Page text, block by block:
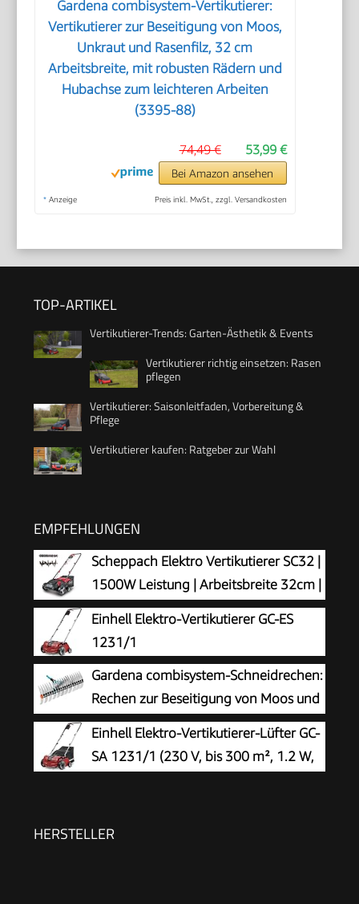
Gardena combisystem-Vertikutierer:
Vertikutierer zur Beseitigung von Moos,
Unkraut und Rasenfilz, 32 cm
Arbeitsbreite, mit robusten Rädern und
Hubachse zum leichteren Arbeiten
(3395-88)
53,99 €
74,49 €
Bei Amazon ansehen
* Anzeige Preis inkl. MwSt., zzgl. Versandkosten
TOP-ARTIKEL
Vertikutierer-Trends: Garten-Ästhetik & Events
Vertikutierer richtig einsetzen: Rasen
pflegen
Vertikutierer: Saisonleitfaden, Vorbereitung &
Pflege
Vertikutierer kaufen: Ratgeber zur Wahl
EMPFEHLUNGEN
Scheppach Elektro Vertikutierer SC32 |
1500W Leistung | Arbeitsbreite 32cm |
Fangkorb 30 L | 4-fache
Höhenverstellung/bis 4mm | Vertikutierwalze
(16 Messer) und Lüfterwalze (36 Krallen)
Einhell Elektro-Vertikutierer GC-ES
1231/1
Gardena combisystem-Schneidrechen:
Rechen zur Beseitigung von Moos und
Rasenfilz, 35 cm Arbeitsbreite, aus
hochwertigem Qualitätsstahl, auch zum Rechen
von Unrat und Steinen geeignet (3392-20)
Einhell Elektro-Vertikutierer-Lüfter GC-
SA 1231/1 (230 V, bis 300 m², 1.2 W,
Arbeitstiefe, klappbarer Führungsholm)
HERSTELLER